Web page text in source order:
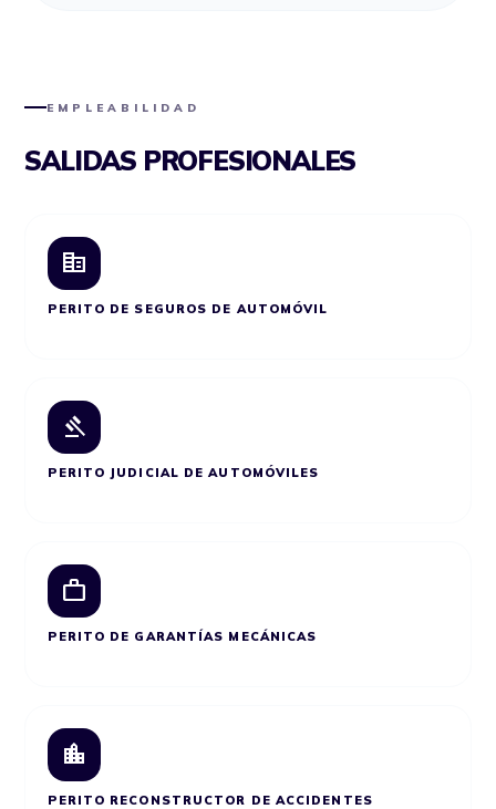
EMPLEABILIDAD
SALIDAS PROFESIONALES
corporate_fare
PERITO DE SEGUROS DE AUTOMÓVIL
gavel
PERITO JUDICIAL DE AUTOMÓVILES
work
PERITO DE GARANTÍAS MECÁNICAS
location_city
PERITO RECONSTRUCTOR DE ACCIDENTES